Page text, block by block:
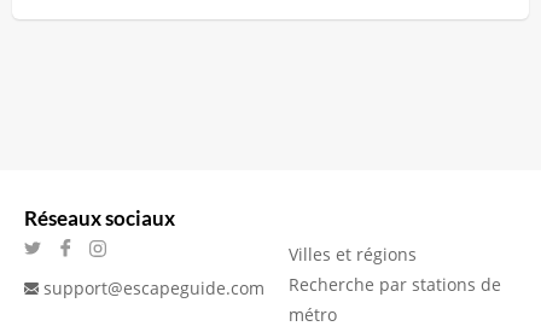
Réseaux sociaux
support@escapeguide.com
Villes et régions
Recherche par stations de
métro